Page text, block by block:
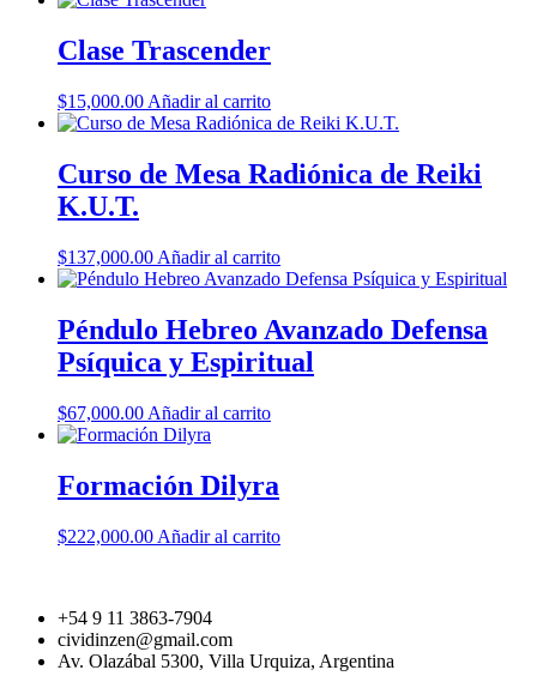
Clase Trascender
$15,000.00 Añadir al carrito
Curso de Mesa Radiónica de Reiki
K.U.T.
$137,000.00 Añadir al carrito
Péndulo Hebreo Avanzado Defensa
Psíquica y Espiritual
$67,000.00 Añadir al carrito
Formación Dilyra
$222,000.00 Añadir al carrito
+54 9 11 3863-7904
cividinzen@gmail.com
Av. Olazábal 5300, Villa Urquiza, Argentina